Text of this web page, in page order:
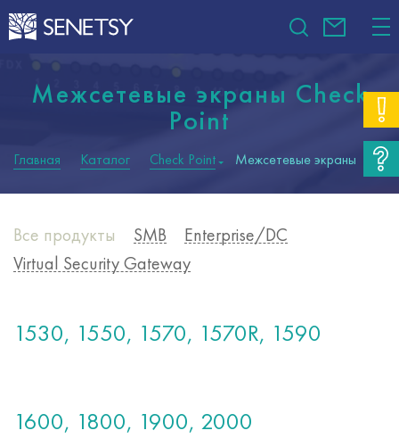
Межсетевые экраны Check
Point
Главная Каталог Check Point Межсетевые экраны
Все продукты SMB
Enterprise/DC
Virtual Security Gateway
1530, 1550, 1570, 1570R, 1590
1600, 1800, 1900, 2000